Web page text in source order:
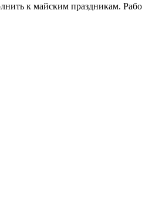
к майским праздникам.